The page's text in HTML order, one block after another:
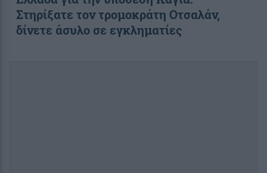
Στηρίξατε τον τρομοκράτη Οτσαλάν,
δίνετε άσυλο σε εγκληματίες